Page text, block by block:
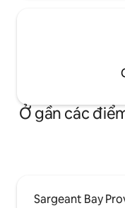
Ở gần các
Sargeant Bay